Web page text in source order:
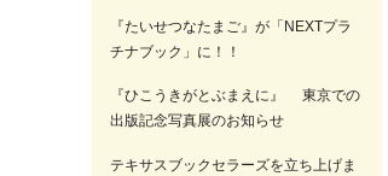
『たいせつなたまご』が「NEXTプラ
チナブック」に！！
『ひこうきがとぶまえに』 東京での
出版記念写真展のお知らせ
テキサスブックセラーズを立ち上げま